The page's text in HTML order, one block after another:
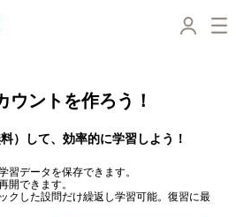
ウントを作ろう！
）して、効率的に学習しよう！
習データを保存できます。
開できます。
クした設問だけ繰返し学習可能。復習に最